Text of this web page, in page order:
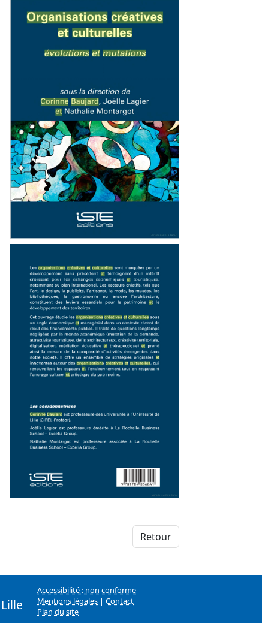
Retour
Accessibilité : non conforme
Mentions légales | Contact
Plan du site